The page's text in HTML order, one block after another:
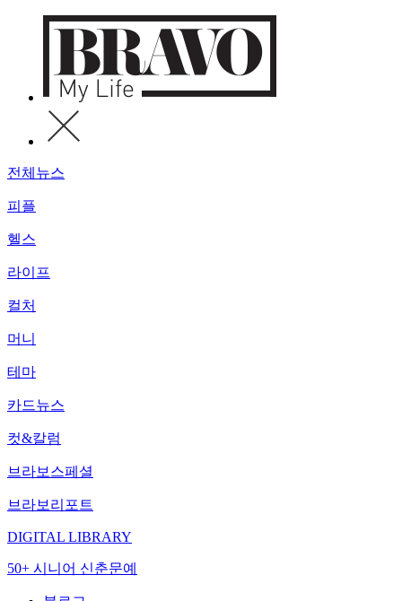
전체뉴스
피플
헬스
라이프
컬처
머니
테마
카드뉴스
컷&칼럼
브라보스페셜
브라보리포트
DIGITAL LIBRARY
50+ 시니어 신춘문예